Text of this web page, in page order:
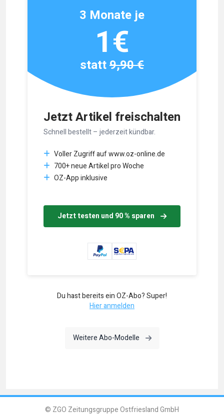
Jetzt Artikel freischalten
Schnell bestellt – jederzeit kündbar.
Voller Zugriff auf www.oz-online.de
700+ neue Artikel pro Woche
OZ-App inklusive
Jetzt testen und 90 % sparen
3 Monate je
1€
statt9,90 €
Du hast bereits ein OZ-Abo? Super!
Hier anmelden
Weitere Abo-Modelle
© ZGO Zeitungsgruppe Ostfriesland GmbH